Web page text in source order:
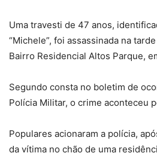
Uma travesti de 47 anos,
“Michele”, foi assassinada na
Bairro Residencial Altos Parque,
Segundo consta no boletim de
Polícia Militar, o crime aconteceu
Populares acionaram a polícia,
da vítima no chão de uma